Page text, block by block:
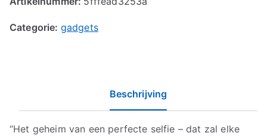
Categorie: gadgets
Beschrijving
“Het geheim van een perfecte selfie – dat zal elke